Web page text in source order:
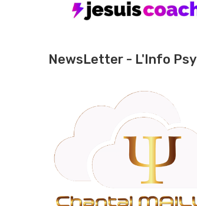
NewsLetter - L'Info Psy